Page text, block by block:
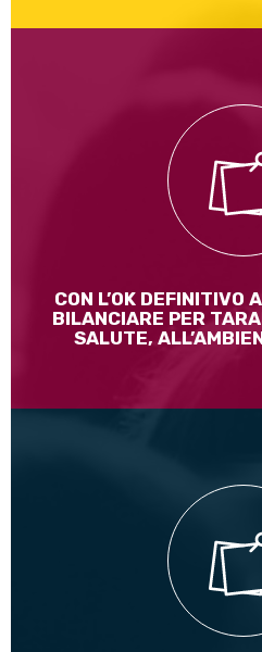
CON L’OK DEFINITIVO
BILANCIARE PER
SALUTE,
Con l’approvazione
finalmente viene cancellata
non farsi ricattare da
Le audizioni del professor
ENI svolte in Commissione
Esteri sulla possibilità di
hanno sostanzialmente
criticità che